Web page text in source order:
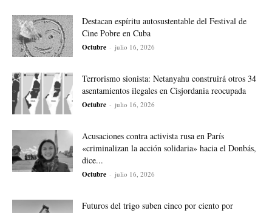
Destacan espíritu autosustentable del Festival de
Cine Pobre en Cuba
Octubre - julio 16, 2026
Terrorismo sionista: Netanyahu construirá otros 34
asentamientos ilegales en Cisjordania reocupada
Octubre - julio 16, 2026
Acusaciones contra activista rusa en París
«criminalizan la acción solidaria» hacia el Donbás,
dice...
Octubre - julio 16, 2026
Futuros del trigo suben cinco por ciento por